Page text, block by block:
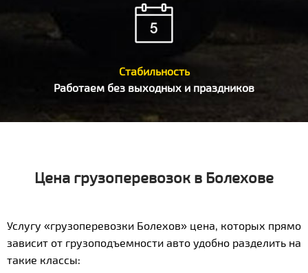
Стабильность
Работаем без выходных и праздников
Цена грузоперевозок в Болехове
Услугу «грузоперевозки Болехов» цена, которых прямо
зависит от грузоподъемности авто удобно разделить на
такие классы: